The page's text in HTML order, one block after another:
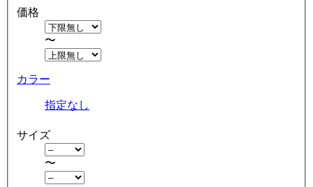
価格
〜
カラー
指定なし
サイズ
〜